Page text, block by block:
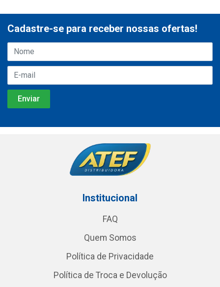
Cadastre-se para receber nossas ofertas!
Institucional
FAQ
Quem Somos
Política de Privacidade
Política de Troca e Devolução